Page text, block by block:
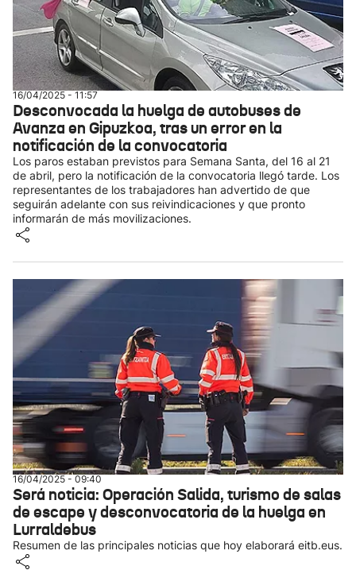
16/04/2025 - 11:57
Desconvocada la huelga de autobuses de
Avanza en Gipuzkoa, tras un error en la
notificación de la convocatoria
Los paros estaban previstos para Semana Santa, del 16 al 21
de abril, pero la notificación de la convocatoria llegó tarde. Los
representantes de los trabajadores han advertido de que
seguirán adelante con sus reivindicaciones y que pronto
informarán de más movilizaciones.
16/04/2025 - 09:40
Será noticia: Operación Salida, turismo de salas
de escape y desconvocatoria de la huelga en
Lurraldebus
Resumen de las principales noticias que hoy elaborará eitb.eus.